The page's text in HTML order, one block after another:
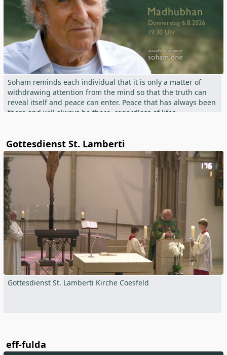
Soham reminds each individual that it is only a matter of
withdrawing attention from the mind so that the truth can
reveal itself and peace can enter. Peace that has always been
there and will always be there, regardless of lifes
How this can be done effortlessly is shown by Soham in an
uncomplicated way in Satsang.
More information:
Gottesdienst St. Lamberti
Gottesdienst St. Lamberti Kirche Coesfeld
eff-fulda